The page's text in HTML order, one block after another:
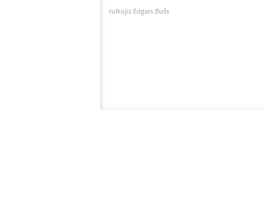
tulkojis Edgars Bušs